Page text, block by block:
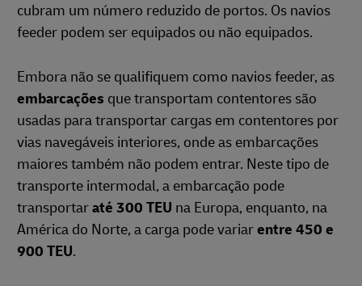
cubram um número reduzido de portos. Os navios
feeder podem ser equipados ou não equipados.
Embora não se qualifiquem como navios feeder, as
embarcações que transportam contentores são
usadas para transportar cargas em contentores por
vias navegáveis interiores, onde as embarcações
maiores também não podem entrar. Neste tipo de
transporte intermodal, a embarcação pode
transportaraté 300 TEU na Europa, enquanto, na
América do Norte, a carga pode variarentre 450 e
900 TEU.